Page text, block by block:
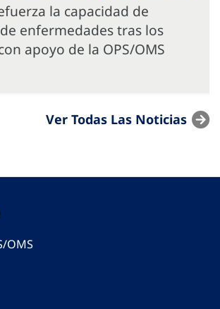
la capacidad de
enfermedades tras los
apoyo de la OPS/OMS
Ver Todas Las Noticias
OMS